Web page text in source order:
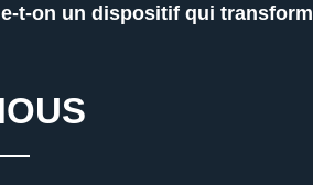
t-on un dispositif qui